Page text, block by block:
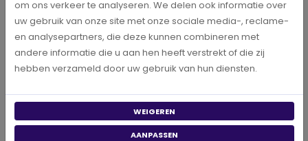
Bert Vredeveld
BERICHT DELEN
STEUN
om ons verkeer te analyseren. We delen ook informatie over
uw gebruik van onze site met onze sociale media-, reclame-
en analysepartners, die deze kunnen combineren met
andere informatie die u aan hen heeft verstrekt of die zij
hebben verzameld door uw gebruik van hun diensten.
WEIGEREN
AANPASSEN